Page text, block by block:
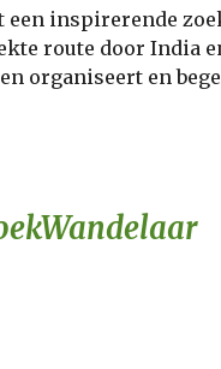
inspirerende
route door India
organiseert en